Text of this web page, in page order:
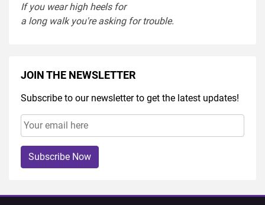
If you wearhigh heelsfor
a long walkyou'reaskingfortrouble.
JOIN THE NEWSLETTER
Subscribe to our newsletter to get the latest updates!
Subscribe Now